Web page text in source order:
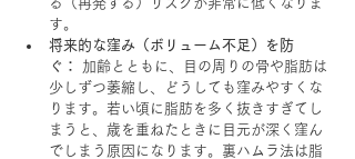
す。
将来的な窪み（ボリューム不足）を防
ぐ：
加齢とともに、目の周りの骨や脂肪は
少しずつ萎縮し、どうしても窪みやすくな
ります。若い頃に脂肪を多く抜きすぎてし
まうと、歳を重ねたときに目元が深く窪ん
でしまう原因になります。裏ハムラ法は脂